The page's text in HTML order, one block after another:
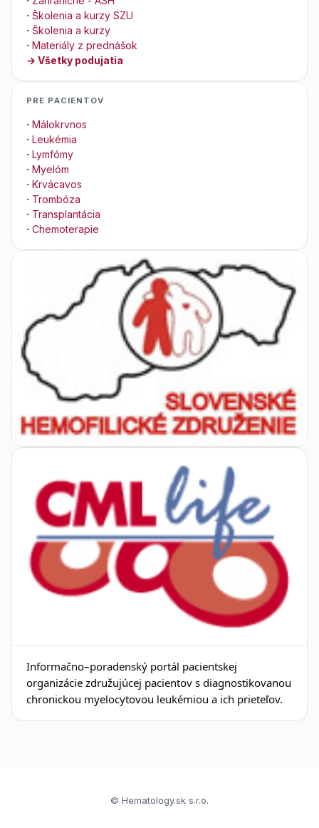
· Školenia a kurzy SZU
· Školenia a kurzy
· Materiály z prednášok
→ Všetky podujatia
PRE PACIENTOV
· Málokrvnos
· Leukémia
· Lymfómy
· Myelóm
· Krvácavos
· Trombóza
· Transplantácia
· Chemoterapie
Informačno–poradenský portál pacientskej
organizácie združujúcej pacientov s diagnostikovanou
chronickou myelocytovou leukémiou a ich prieteľov.
© Hematology.sk s.r.o.